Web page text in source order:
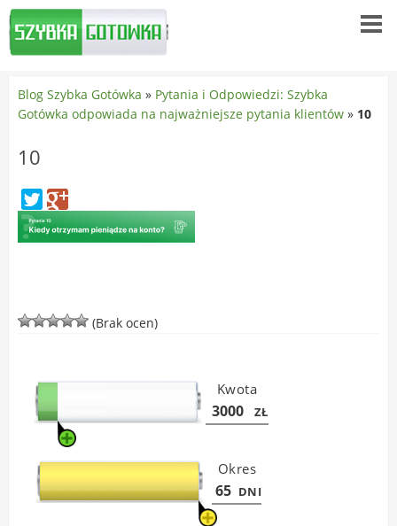
Blog Szybka Gotówka » Pytania i Odpowiedzi: Szybka
Gotówka odpowiada na najważniejsze pytania klientów» 10
10
(Brak ocen)